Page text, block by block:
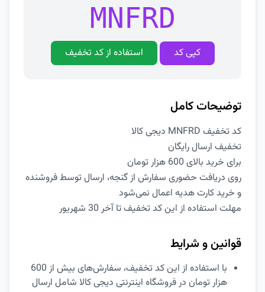
MNFRD
کپی کد استفاده از کد تخفیف
توضیحات کامل
کد تخفیف MNFRD دیجی کالا
تخفیف ارسال رایگان
برای خرید بالای 600 هزار تومان
روی دریافت حضوری سفارش از گنجه، ارسال توسط فروشنده
و خرید کارت هدیه اعمال نمی‌شود
مهلت استفاده از این کد تخفیف تا آخر 30 شهریور
قوانین و شرایط
با استفاده از این کد تخفیف، سفارش‌های بیش از 600
هزار تومان در فروشگاه اینترنتی دیجی کالا شامل ارسال